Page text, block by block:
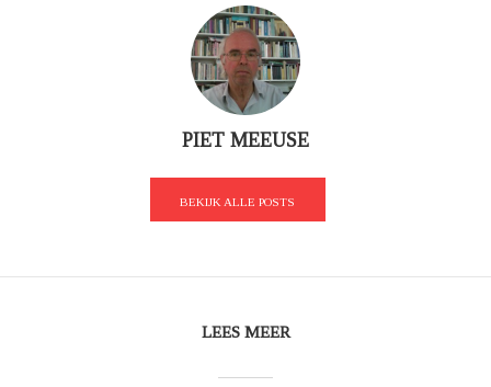
PIET MEEUSE
BEKIJK ALLE POSTS
LEES MEER